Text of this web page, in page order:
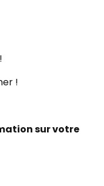
!
sur votre